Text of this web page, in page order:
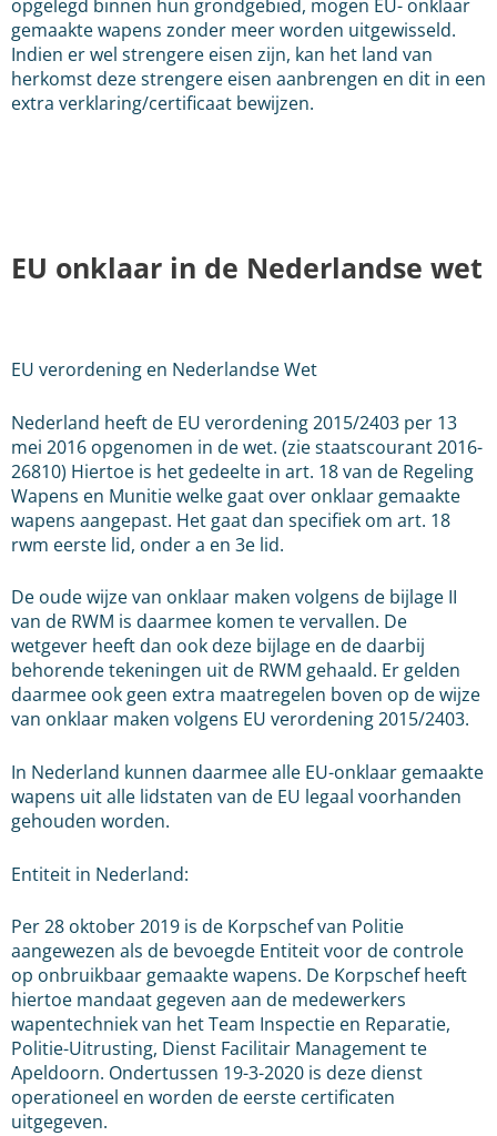
opgelegd binnen hun grondgebied, mogen EU- onklaar
gemaakte wapens zonder meer worden uitgewisseld.
Indien er wel strengere eisen zijn, kan het land van
herkomst deze strengere eisen aanbrengen en dit in een
extra verklaring/certificaat bewijzen.
EU onklaar in de Nederlandse wet
EU verordening en Nederlandse Wet
Nederland heeft de EU verordening 2015/2403 per 13
mei 2016 opgenomen in de wet. (zie staatscourant 2016-
26810) Hiertoe is het gedeelte in art. 18 van de Regeling
Wapens en Munitie welke gaat over onklaar gemaakte
wapens aangepast. Het gaat dan specifiek om art. 18
rwm eerste lid, onder a en 3e lid.
De oude wijze van onklaar maken volgens de bijlage II
van de RWM is daarmee komen te vervallen. De
wetgever heeft dan ook deze bijlage en de daarbij
behorende tekeningen uit de RWM gehaald. Er gelden
daarmee ook geen extra maatregelen boven op de wijze
van onklaar maken volgens EU verordening 2015/2403.
In Nederland kunnen daarmee alle EU-onklaar gemaakte
wapens uit alle lidstaten van de EU legaal voorhanden
gehouden worden.
Entiteit in Nederland:
Per 28 oktober 2019 is de Korpschef van Politie
aangewezen als de bevoegde Entiteit voor de controle
op onbruikbaar gemaakte wapens. De Korpschef heeft
hiertoe mandaat gegeven aan de medewerkers
wapentechniek van het Team Inspectie en Reparatie,
Politie-Uitrusting, Dienst Facilitair Management te
Apeldoorn. Ondertussen 19-3-2020 is deze dienst
operationeel en worden de eerste certificaten
uitgegeven.